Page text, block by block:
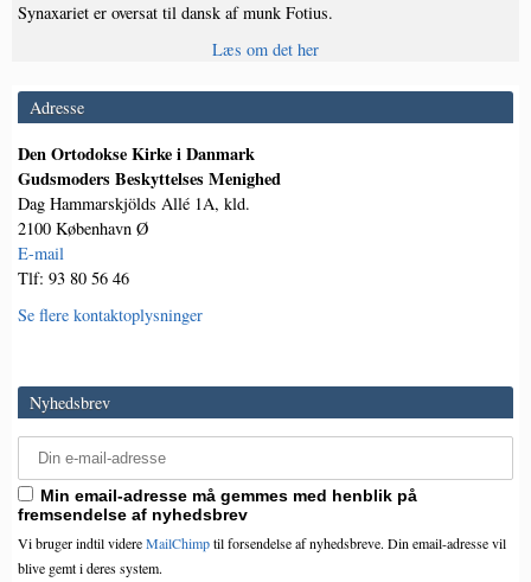
Synaxariet er oversat til dansk af munk Fotius.
Læs om det her
Adresse
Den Ortodokse Kirke i Danmark
Gudsmoders Beskyttelses Menighed
Dag Hammarskjölds Allé 1A, kld.
2100 København Ø
E-mail
Tlf: 93 80 56 46
Se flere kontaktoplysninger
Nyhedsbrev
Min email-adresse må gemmes med henblik på
fremsendelse af nyhedsbrev
Vi bruger indtil videreMailChimptil forsendelse af nyhedsbreve. Din email-adresse vil
blive gemt i deres system.